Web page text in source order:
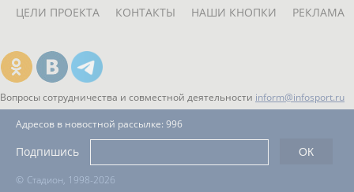
ЦЕЛИ ПРОЕКТА КОНТАКТЫ НАШИ КНОПКИ РЕКЛАМА
Вопросы сотрудничества и совместной деятельности inform@infosport.ru
© Стадион, 1998-2026
Адресов в новостной рассылке: 996
Подпишись